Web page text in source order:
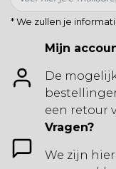
* We zullen je
Mijn
De
een retour
Vragen?
We zijn